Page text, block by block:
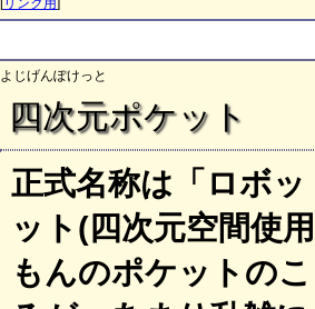
[リンク用]
よじげんぽけっと
四次元ポケット
正式名称は「ロボ
ット(四次元空間使
もんのポケットの